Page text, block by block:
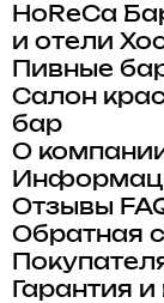
HoReCa
и отели
Пивные
Салон
бар
О
Отзывы
Обратная
Гарантия